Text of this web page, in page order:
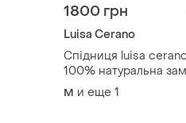
1800 грн
Luisa Cerano
Спідниця luisa
100% натуральна
розмір 40 (l).
M и еще 1